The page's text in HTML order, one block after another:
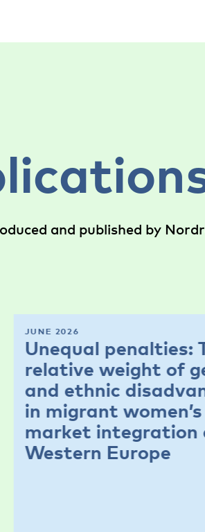
and published by
JUNE 2026
Unequal penalties:
relative weight of
and ethnic
in migrant
market integration
Western Europe